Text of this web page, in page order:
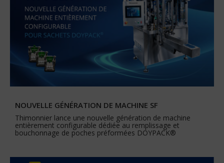
NOUVELLE GÉNÉRATION DE MACHINE SF
Thimonnier lance une nouvelle génération de machine
entièrement configurable dédiée au remplissage et
bouchonnage de poches préformées DOYPACK®